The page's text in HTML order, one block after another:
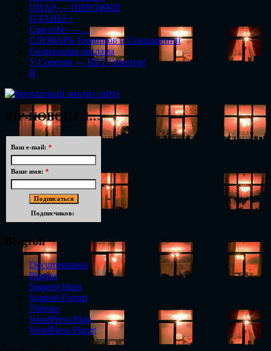
ПИАР — ПИРОЖКИ
ПЛАНЫ +
Сам себе — …
СЛОВАРЬ Терминов и Сокращений
Социальная реклама
У Советов — НЕТ Ответов!
Я
VIP-НОВОСТИ…
Ваш e-mail: *
Ваше имя: *
Подписчиков:
Blogroll
Documentation
Plugins
Suggest Ideas
Support Forum
Themes
WordPress Blog
WordPress Planet